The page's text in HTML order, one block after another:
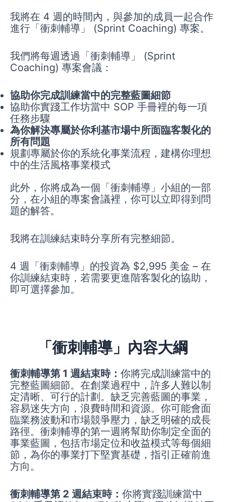
content
我將在 4 週的時間內，與參加的成員一起合作
進行「衝刺輔導」 (Sprint Coaching) 專案。
我們將每週透過「衝刺輔導」 (Sprint
Coaching) 專案會議：
協助你完成訓練當中的完整藍圖細節
協助你實踐工作坊當中 SOP 手冊裡的每一項
任務步驟
為你解決專屬於你利基市場中所面臨客製化的
所有問題
規劃專屬於你的系統化事業流程，建構你理想
中的生活風格事業模式
此外，你將成為一個「衝刺輔導」小組的一部
分，在小組的專案會議裡，你可以立即得到問
題的解答。
我將在訓練結束時分享所有完整細節。
4 週「衝刺輔導」的投資為 $2,995 美金 – 在
你訓練結束時，若需要更進階客製化的協助，
即可選擇參加。
「衝刺輔導」內容大綱
衝刺輔導第 1 週結束時： 你將完成訓練當中的
完整藍圖細節。在創業過程中，許多人難以制
定清晰、可行的計劃。缺乏完善藍圖的事業，
容易迷失方向，浪費時間和資源。你可能會面
臨業務波動和市場競爭壓力，缺乏明確的成長
路徑。衝刺輔導的第一週將幫助你制定全面的
事業藍圖，包括市場定位和收益模式等每個細
節，為你的事業打下堅實基礎，指引正確前進
方向。
衝刺輔導第 2 週結束時： 你將實踐訓練當中